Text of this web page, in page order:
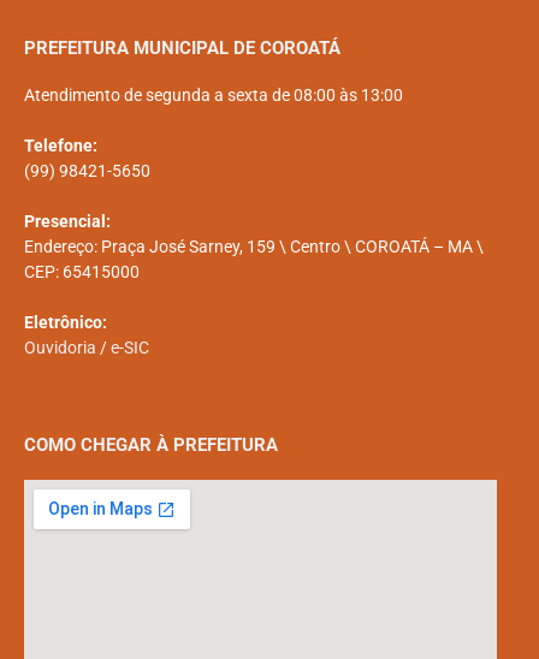
PREFEITURA MUNICIPAL DE COROATÁ
Atendimento de segunda a sexta de 08:00 às 13:00
Telefone:
(99) 98421-5650
Presencial:
Endereço: Praça José Sarney, 159 \ Centro \ COROATÁ – MA \
CEP: 65415000
Eletrônico:
Ouvidoria /e-SIC
COMO CHEGAR À PREFEITURA